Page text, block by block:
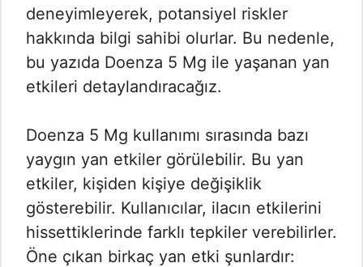
deneyimleyerek, potansiyel riskler
hakkında bilgi sahibi olurlar. Bu nedenle,
bu yazıda Doenza 5 Mg ile yaşanan yan
etkileri detaylandıracağız.
Doenza 5 Mg kullanımı sırasında bazı
yaygın yan etkiler görülebilir. Bu yan
etkiler, kişiden kişiye değişiklik
gösterebilir. Kullanıcılar, ilacın etkilerini
hissettiklerinde farklı tepkiler verebilirler.
Öne çıkan birkaç yan etki şunlardır: